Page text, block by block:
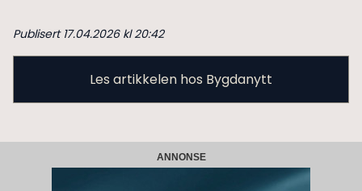
Publisert 17.04.2026 kl 20:42
Les artikkelen hos Bygdanytt
ANNONSE